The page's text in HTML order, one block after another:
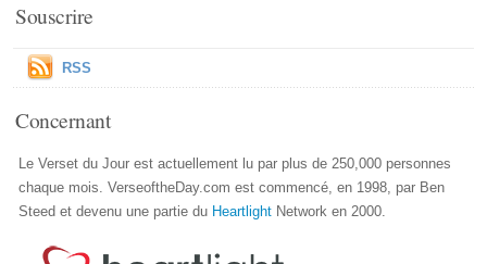
Souscrire
RSS
Concernant
Le Verset du Jour est actuellement lu par plus de 250,000 personnes
chaque mois. VerseoftheDay.com est commencé, en 1998, par Ben
Steed et devenu une partie du Heartlight Network en 2000.